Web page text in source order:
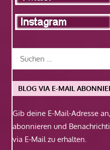
BLOG VIA E-MAIL
Gib deine E-Mail-Adresse
abonnieren und
via E-Mail zu erhalten.